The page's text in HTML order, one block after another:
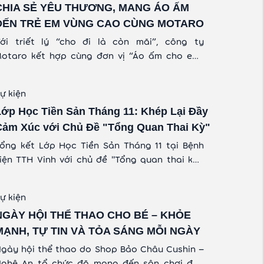
SẺ YÊU THƯƠNG, MANG ÁO ẤM
TRẺ EM VÙNG CAO CÙNG MOTARO
triết lý “cho đi là còn mãi”, công ty
kết hợp cùng đơn vị “Áo ấm cho em”
thiện nguyện lần này, phần nào sẽ giúp
em vượt qua cái lạnh, cái rét khắc nghiệt
mùa đông vùng cao.
kiện
Học Tiền Sản Tháng 11: Khép Lại Đầy
Xúc với Chủ Đề "Tổng Quan Thai Kỳ"
kết Lớp Học Tiền Sản Tháng 11 tại Bệnh
TTH Vinh với chủ đề "Tổng quan thai kỳ".
điệp Ngày Trẻ Sinh Non.
kiện
HỘI THỂ THAO CHO BÉ – KHỎE
TỰ TIN VÀ TỎA SÁNG MỖI NGÀY
hội thể thao do Shop Bảo Châu Cushin –